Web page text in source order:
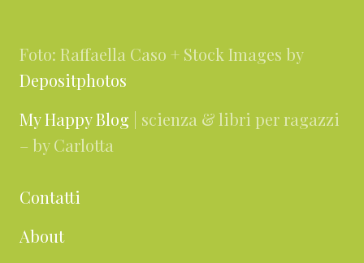
Foto: Raffaella Caso + Stock Images by
Depositphotos
My Happy Blog | scienza & libri per ragazzi
– by Carlotta
Contatti
About